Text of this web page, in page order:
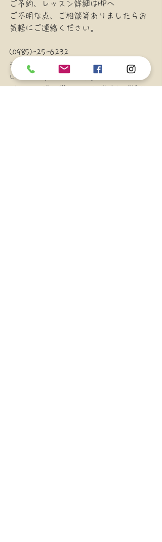
ご予約、レッスン詳細はHPへ
ご不明な点、ご相談等ありましたらお
気軽にご連絡ください。
(0985)-25-6232
※お電話は接客中やレッスン中取れな
いことが多々あります。
メッセージを残していただければ折り